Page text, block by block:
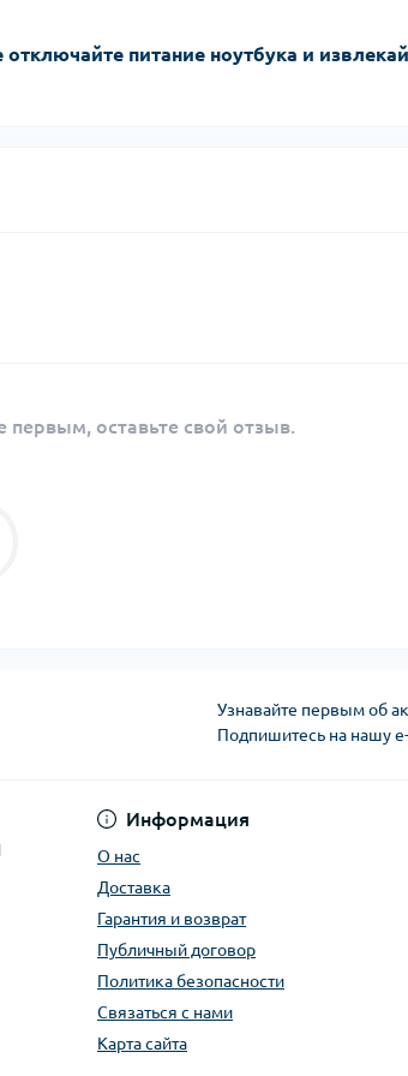
питание ноутбука и
первым, оставьте свой отзыв.
Узнавайте первым об
Подпишитесь на нашу
Информация
О нас
Доставка
Гарантия и возврат
Публичный договор
Политика безопасности
Связаться с нами
Карта сайта